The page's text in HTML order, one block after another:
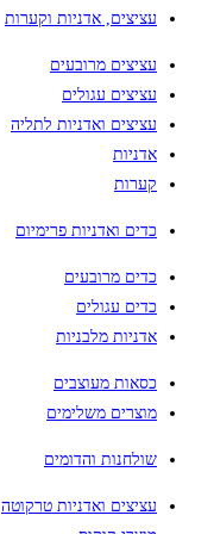
עציצים, אדניות וקערות
עציצים מרובעים
עציצים עגולים
עציצים ואדניות לתליה
אדניות
קערות
כדים ואדניות פרימיום
כדים מרובעים
כדים עגולים
אדניות מלבניות
כסאות מעוצבים
מוצרים משלימים
שולחנות והדומים
עציצים ואדניות טרקוטה